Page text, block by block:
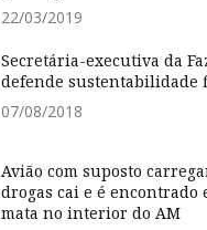
22/03/2019
Secretária-executiva da
defende sustentabilidade
07/08/2018
Avião com suposto
drogas cai e é encontrado
mata no interior do AM